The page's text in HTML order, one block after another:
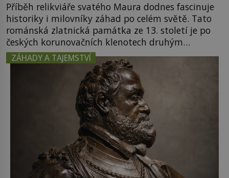
Příběh relikviáře svatého Maura dodnes fascinuje
historiky i milovníky záhad po celém světě. Tato
románská zlatnická památka ze 13. století je po
českých korunovačních klenotech druhým
nejcennějším movitým majetkem v České
republice. Přestože byl klenot v roce 1985 po
dramatickém pátrání kriminalistů úspěšně
nalezen, jeho minulost stále obestírá hustá mlha.
Otázky, jak přesně se tato […]
ZÁHADY A TAJEMSTVÍ